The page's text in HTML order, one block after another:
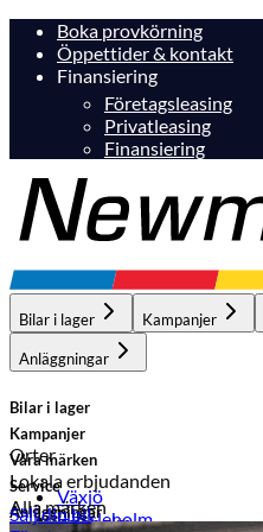
Boka provkörning
Öppettider & kontakt
Finansiering
Företagsleasing
Privatleasing
Finansiering
Bilar i lager Kampanjer
Anläggningar
Bilar i lager
Orter
Växjö
Hässleholm
Kampanjer
Lokala erbjudanden
Hässleholm
Våra märken
Alla märken
Service
Anläggningar
Sälj din bil